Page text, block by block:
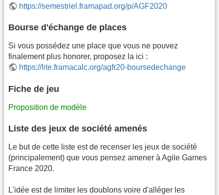
https://semestriel.framapad.org/p/AGF2020
Bourse d'échange de places
Si vous possédez une place que vous ne pouvez
finalement plus honorer, proposez la ici :
https://lite.framacalc.org/agfr20-boursedechange
Fiche de jeu
Proposition de modèle
Liste des jeux de société amenés
Le but de cette liste est de recenser les jeux de société
(principalement) que vous pensez amener à Agile Games
France 2020.
L'idée est de limiter les doublons voire d'alléger les